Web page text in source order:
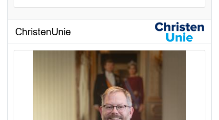
ChristenUnie